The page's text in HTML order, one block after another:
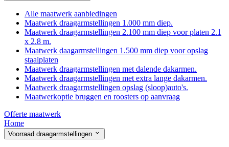
Alle maatwerk aanbiedingen
Maatwerk draagarmstellingen 1.000 mm diep.
Maatwerk draagarmstellingen 2.100 mm diep voor platen 2.1
x 2.8 m.
Maatwerk daagarmstellingen 1.500 mm diep voor opslag
staalplaten
Maatwerk draagarmstellingen met dalende dakarmen.
Maatwerk draagarmstellingen met extra lange dakarmen.
Maatwerk draagarmstellingen opslag (sloop)auto's.
Maatwerkoptie bruggen en roosters op aanvraag
Offerte maatwerk
Home
Voorraad draagarmstellingen